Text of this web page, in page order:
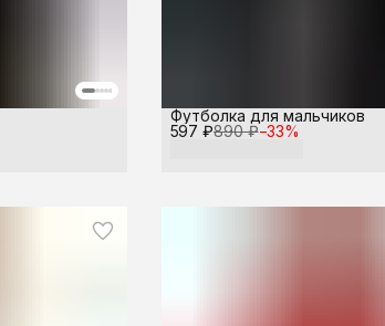
597 ₽890 ₽−33%
Футболка для мальчиков